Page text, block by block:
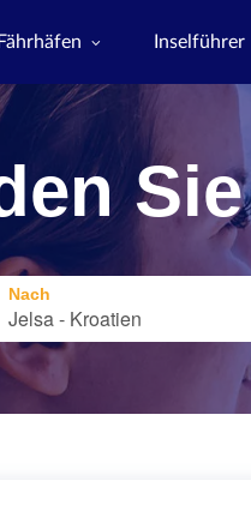
Fährhäfen Inselführer
Nach